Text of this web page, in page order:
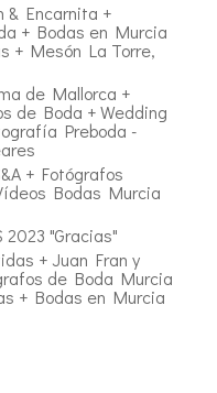
& Encarnita +
+ Bodas en Murcia
+ Mesón La Torre,
de Mallorca +
de Boda + Wedding
Preboda -
+ Fotógrafos
Bodas Murcia
2023 "Gracias"
+ Juan Fran y
de Boda Murcia
+ Bodas en Murcia